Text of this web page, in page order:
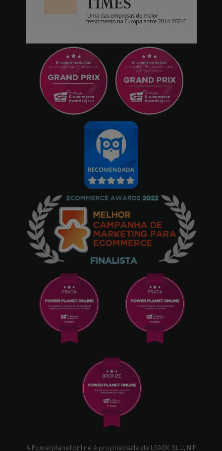
A Powerplanetonline é propriedade de LEASK SLU, NIF